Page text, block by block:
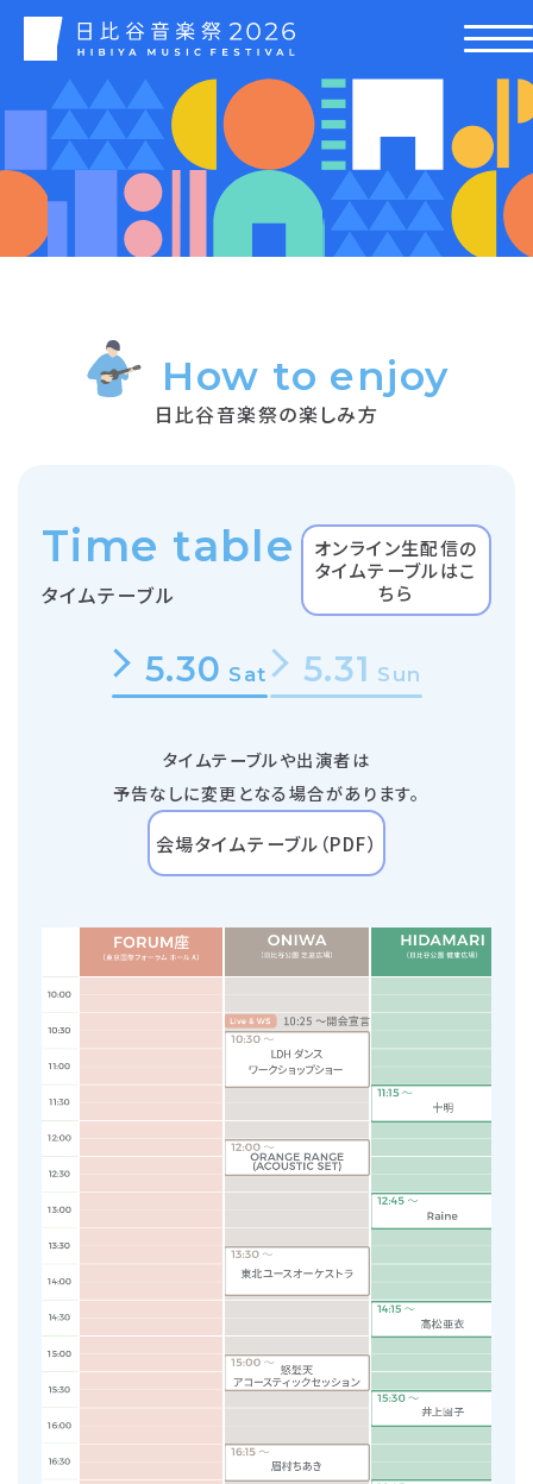
How to enjoy
日比谷音楽祭の楽しみ方
Time table
タイムテーブル
オンライン生配信の
タイムテーブルはこ
ちら
5.30 Sat 5.31 Sun
タイムテーブルや出演者は
予告なしに変更となる場合があります。
会場タイムテーブル（PDF）